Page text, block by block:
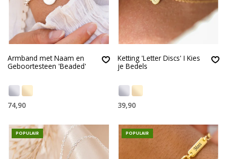
Armband met Naam en
Geboortesteen 'Beaded'
74,90
Ketting 'Letter Discs' I Kies
je Bedels
39,90
POPULAIR POPULAIR